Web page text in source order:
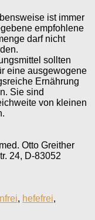
ist immer
empfohlene
darf nicht
sollten
eine ausgewogene
Ernährung
Sie sind
von kleinen
Otto Greither
24, D-83052
, hefefrei,